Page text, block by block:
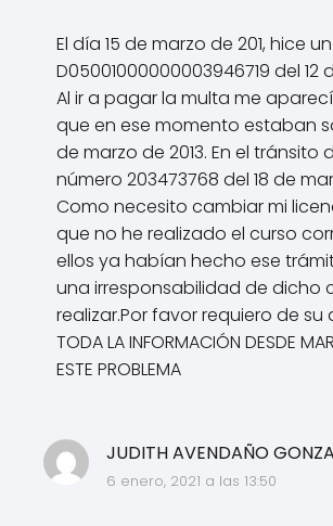
El día 15 de marzo de 201,
D05001000000003946719 del
Al ir a pagar la multa me
que en ese momento estaban
de marzo de 2013. En el
número 203473768 del 18 de
Como necesito cambiar mi
que no he realizado el curso
ellos ya habían hecho ese
una irresponsabilidad de dicho
realizar.Por favor requiero de su
TODA LA INFORMACIÓN DESDE
ESTE PROBLEMA
JUDITH AVENDAÑO
6 enero, 2021 a las 13:50